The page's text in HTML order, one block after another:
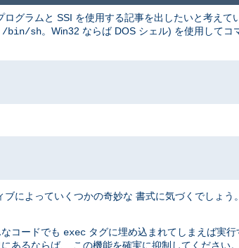
グラムと SSI を使用する記事を出したいと考えて
/bin/sh。Win32 ならば DOS シェル) を使用して
によっていくつかの奇妙な 書式に気づくでしょう
コードでも exec タグに埋め込まれてしまえば実
あるならば、 この機能を確実に抑制してください。